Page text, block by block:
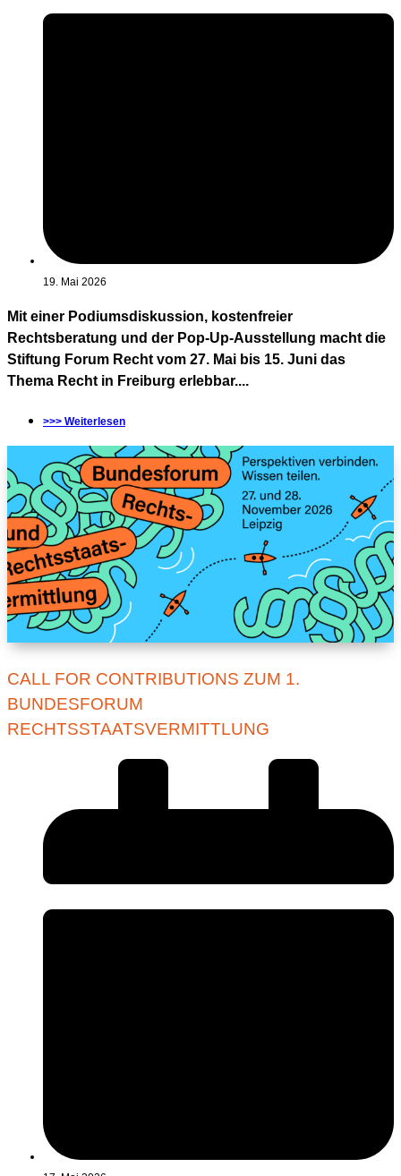
19. Mai 2026
Mit einer Podiumsdiskussion, kostenfreier
Rechtsberatung und der Pop-Up-Ausstellung macht die
Stiftung Forum Recht vom 27. Mai bis 15. Juni das
Thema Recht in Freiburg erlebbar....
>>> Weiterlesen
CALL FOR CONTRIBUTIONS ZUM 1.
BUNDESFORUM
RECHTSSTAATSVERMITTLUNG